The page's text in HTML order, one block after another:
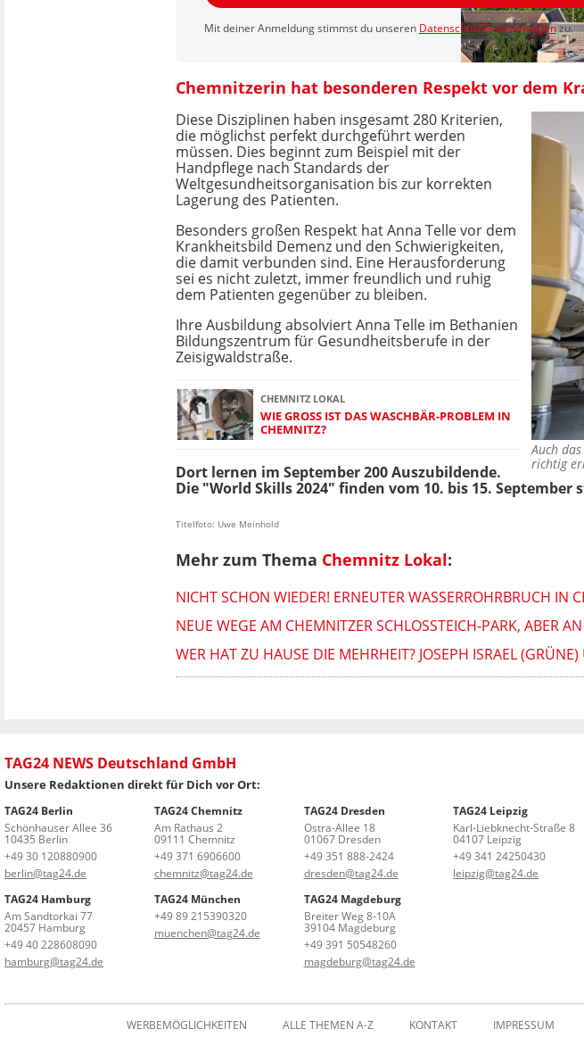
Mit deiner Anmeldung stimmst du unseren Datenschutzbestimmungenzu.
Chemnitzerin hat besonderen Respekt vor dem
Auch
richtig
Diese Disziplinen haben insgesamt 280 Kriterien,
die möglichst perfekt durchgeführt werden
müssen. Dies beginnt zum Beispiel mit der
Handpflege nach Standards der
Weltgesundheitsorganisation bis zur korrekten
Lagerung des Patienten.
Besonders großen Respekt hat Anna Telle vor dem
Krankheitsbild Demenz und den Schwierigkeiten,
die damit verbunden sind. Eine Herausforderung
sei es nicht zuletzt, immer freundlich und ruhig
dem Patienten gegenüber zu bleiben.
Ihre Ausbildung absolviert Anna Telle im Bethanien
Bildungszentrum für Gesundheitsberufe in der
Zeisigwaldstraße.
CHEMNITZ LOKAL
WIE GROSS IST DAS WASCHBÄR-PROBLEM IN C
HEMNITZ?
Dort lernen im September 200 Auszubildende.
Die "World Skills 2024" finden vom 10. bis 15. September
Titelfoto: Uwe Meinhold
Mehr zum Thema Chemnitz Lokal:
NICHT SCHON WIEDER! ERNEUTER WASSERROHRBRUCH IN
NEUE WEGE AM CHEMNITZER SCHLOSSTEICH-PARK, ABER
WER HAT ZU HAUSE DIE MEHRHEIT? JOSEPH ISRAEL
TAG24 NEWS Deutschland GmbH
Unsere Redaktionen direkt für Dich vor Ort:
TAG24 Berlin
Schönhauser Allee 36
10435 Berlin
+49 30 120880900
berlin@tag24.de
TAG24 Chemnitz
Am Rathaus 2
09111 Chemnitz
+49 371 6906600
chemnitz@tag24.de
TAG24 Dresden
Ostra-Allee 18
01067 Dresden
+49 351 888-2424
dresden@tag24.de
TAG24 Leipzig
Karl-Liebknecht-Straße 8
04107 Leipzig
+49 341 24250430
leipzig@tag24.de
TAG24 Hamburg
Am Sandtorkai 77
20457 Hamburg
+49 40 228608090
hamburg@tag24.de
TAG24 München
+49 89 215390320
muenchen@tag24.de
TAG24 Magdeburg
Breiter Weg 8-10A
39104 Magdeburg
+49 391 50548260
magdeburg@tag24.de
WERBEMÖGLICHKEITEN ALLE THEMEN A-Z KONTAKT IMPRESSUM